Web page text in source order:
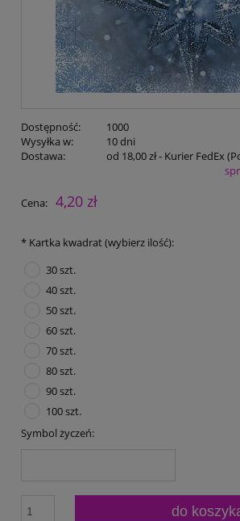
Dostępność:
1000
Wysyłka w:
10 dni
Dostawa:
od 18,00 zł- Kurier FedEx
Cena nie zawiera ewentualnych kosztów
Cena: 4,20 zł
* Kartka kwadrat (wybierz ilość):
30 szt.
40 szt.
50 szt.
60 szt.
70 szt.
80 szt.
90 szt.
100 szt.
Symbol życzeń:
do